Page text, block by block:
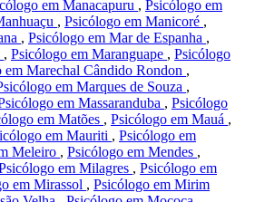
em Manacapuru , Psicólogo em
, Psicólogo em Manicoré ,
, Psicólogo em Mar de Espanha ,
, Psicólogo em Maranguape , Psicólogo
em Marechal Cândido Rondon ,
em Marques de Souza ,
em Massaranduba , Psicólogo
em Matões , Psicólogo em Mauá ,
em Mauriti , Psicólogo em
Meleiro , Psicólogo em Mendes ,
em Milagres , Psicólogo em
em Mirassol , Psicólogo em Mirim